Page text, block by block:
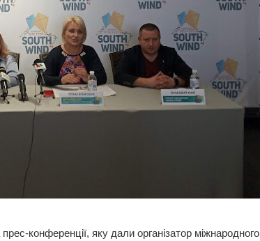
конференції, яку дали організатор міжнародного